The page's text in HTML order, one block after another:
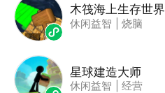
木筏海上生存世界
休闲益智 烧脑
星球建造大师
休闲益智 经营